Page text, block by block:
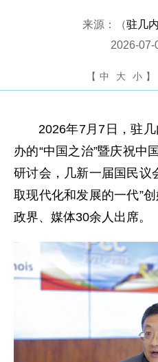
来源：（驻几
2026-07-
【 中 大 小 】
2026年7月7日，驻
办的“中国之治”暨庆祝中
研讨会，几新一届国民议
取现代化和发展的一代”
政界、媒体30余人出席。